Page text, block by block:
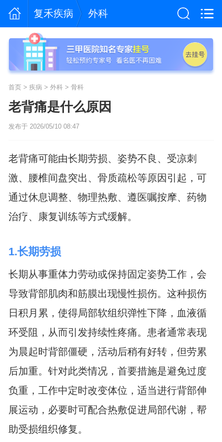
复禾疾病 外科
首页> 疾病 > 外科> 骨科
老背痛是什么原因
发布于 2026/05/10 08:47
老背痛可能由长期劳损、姿势不良、受凉刺
激、腰椎间盘突出、骨质疏松等原因引起，可
通过休息调整、物理热敷、遵医嘱按摩、药物
治疗、康复训练等方式缓解。
1.长期劳损
长期从事重体力劳动或保持固定姿势工作，会
导致背部肌肉和筋膜出现慢性损伤。这种损伤
日积月累，使得局部软组织弹性下降，血液循
环受阻，从而引发持续性疼痛。患者通常表现
为晨起时背部僵硬，活动后稍有好转，但劳累
后加重。针对此类情况，首要措施是避免过度
负重，工作中定时改变体位，适当进行背部伸
展运动，必要时可配合热敷促进局部代谢，帮
助受损组织修复。